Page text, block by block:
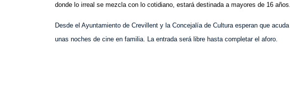
donde lo irreal se mezcla con lo cotidiano, estará destinada a mayores de 16 años.
Desde el Ayuntamiento de Crevillent y la Concejalía de Cultura esperan que
unas noches de cine en familia. La entrada será libre hasta completar el aforo.